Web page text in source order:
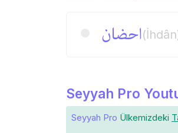
احضان
Seyyah Pro
Seyyah Pro Ülkemizdeki